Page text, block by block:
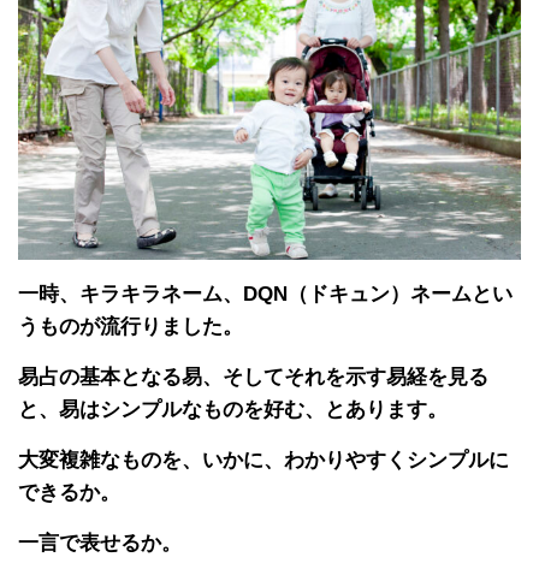
一時、キラキラネーム、DQN（ドキュン）ネームとい
うものが流行りました。
易占の基本となる易、そしてそれを示す易経を見る
と、易はシンプルなものを好む、とあります。
大変複雑なものを、いかに、わかりやすくシンプルに
できるか。
一言で表せるか。